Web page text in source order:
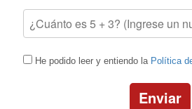
He podido leer y entiendo la Política
Enviar